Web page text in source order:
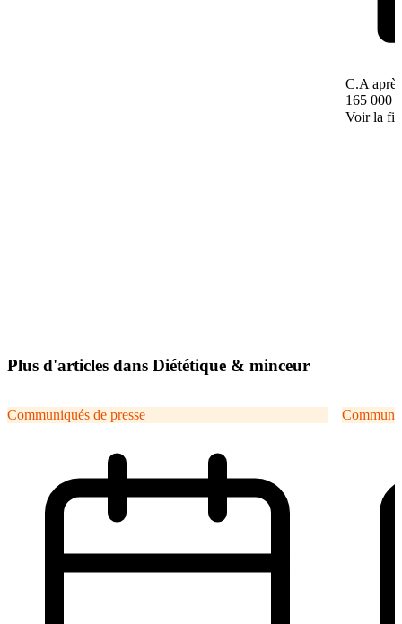
C.A
165 000 €
Voir la
Plus d'articles dans Diététique & minceur
Communiqués de presse